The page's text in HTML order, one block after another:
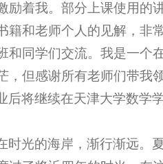
着我。部分上课使用的
籍和老师个人的见解，非
和同学们交流。我是一个
但感谢所有老师们带我
后将继续在天津大学数学
时光的海岸，渐行渐远。